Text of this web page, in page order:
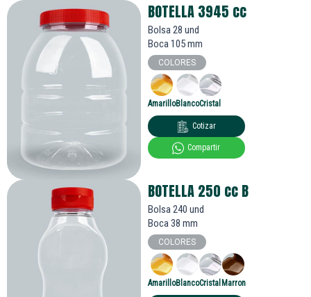
BOTELLA 3945 cc
Bolsa 28 und
Boca 105 mm
COLORES
AmarilloBlancoCristal
Cotizar
Compartir
BOTELLA 250 ccB
Bolsa 240 und
Boca 38 mm
COLORES
AmarilloBlancoCristal Marron